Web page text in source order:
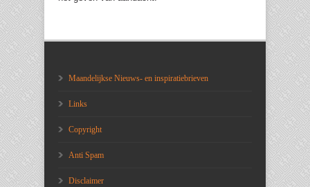
Maandelijkse Nieuws- en inspiratiebrieven
Links
Copyright
Anti Spam
Disclaimer